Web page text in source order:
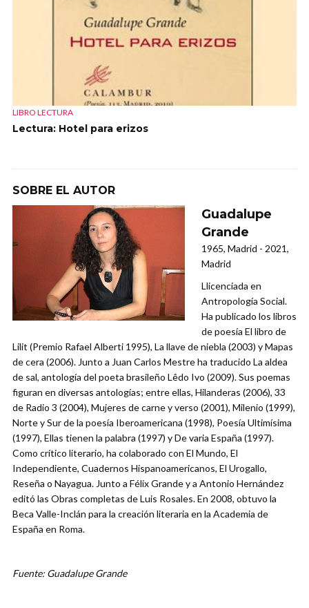
LIBRO LECTURA
Lectura: Hotel para erizos
SOBRE EL AUTOR
Guadalupe
Grande
1965, Madrid - 2021,
Madrid
Llicenciada en
Antropología Social.
Ha publicado los libros
de poesía El libro de
Lilit (Premio Rafael Alberti 1995), La llave de niebla (2003) y Mapas
de cera (2006). Junto a Juan Carlos Mestre ha traducido La aldea
de sal, antología del poeta brasileño Lêdo Ivo (2009). Sus poemas
figuran en diversas antologías; entre ellas, Hilanderas (2006), 33
de Radio 3 (2004), Mujeres de carne y verso (2001), Milenio (1999),
Norte y Sur de la poesía Iberoamericana (1998), Poesía Ultimísima
(1997), Ellas tienen la palabra (1997) y De varia España (1997).
Como crítico literario, ha colaborado con El Mundo, El
Independiente, Cuadernos Hispanoamericanos, El Urogallo,
Reseña o Nayagua. Junto a Félix Grande y a Antonio Hernández
editó las Obras completas de Luis Rosales. En 2008, obtuvo la
Beca Valle-Inclán para la creación literaria en la Academia de
España en Roma.
Fuente: Guadalupe Grande